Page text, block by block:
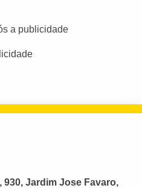
a publicidade
930, Jardim Jose Favaro,